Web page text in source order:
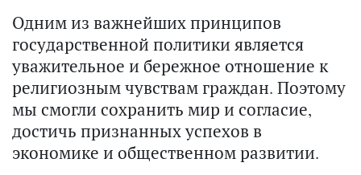
Одним из важнейших принципов
государственной политики является
уважительное и бережное отношение к
религиозным чувствам граждан. Поэтому
мы смогли сохранить мир и согласие,
достичь признанных успехов в
экономике и общественном развитии.